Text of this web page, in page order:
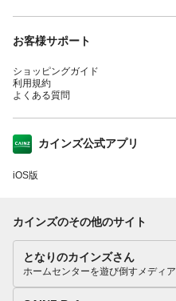
お客様サポート
ショッピングガイド
利用規約
よくある質問
カインズ公式アプリ
iOS版
カインズのその他のサイト
となりのカインズさん
ホームセンターを遊び倒すメディア